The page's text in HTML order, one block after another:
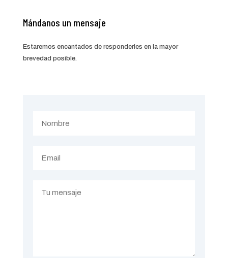
Mándanos un mensaje
Estaremos encantados de responderles en la mayor
brevedad posible.